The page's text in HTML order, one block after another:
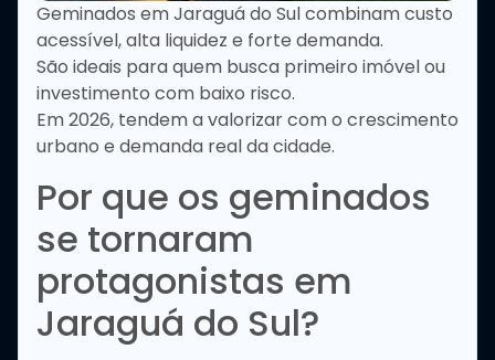
Geminados em Jaraguá do Sul combinam custo
acessível, alta liquidez e forte demanda.
São ideais para quem busca primeiro imóvel ou
investimento com baixo risco.
Em 2026, tendem a valorizar com o crescimento
urbano e demanda real da cidade.
Por que os geminados
se tornaram
protagonistas em
Jaraguá do Sul?